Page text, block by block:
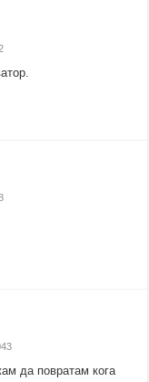
да повратам кога